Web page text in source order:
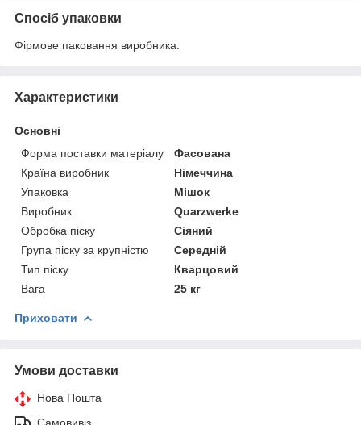
Спосіб упаковки
Фірмове паковання виробника.
Характеристики
Основні
Форма поставки матеріалу
Фасована
Країна виробник
Німеччина
Упаковка
Мішок
Виробник
Quarzwerke
Обробка піску
Сіяний
Група піску за крупністю
Середній
Тип піску
Кварцовий
Вага
25 кг
Приховати
Умови доставки
Нова Пошта
Самовивіз